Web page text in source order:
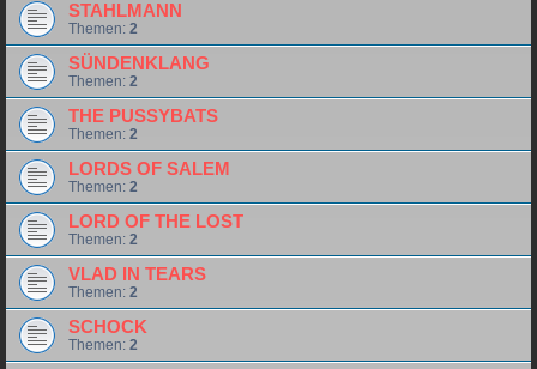
STAHLMANN
Themen: 2
SÜNDENKLANG
Themen: 2
THE PUSSYBATS
Themen: 2
LORDS OF SALEM
Themen: 2
LORD OF THE LOST
Themen: 2
VLAD IN TEARS
Themen: 2
SCHOCK
Themen: 2